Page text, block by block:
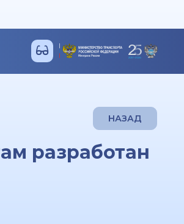
НАЗАД
разработан